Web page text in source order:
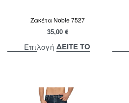
Ζακέτα Noble 7527
35,00 €
Επιλογή ΔΕΙΤΕ ΤΟ